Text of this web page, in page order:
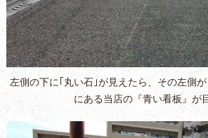
左側の下に｢丸い石｣が見えたら、その左側
にある当店の『青い看板』が